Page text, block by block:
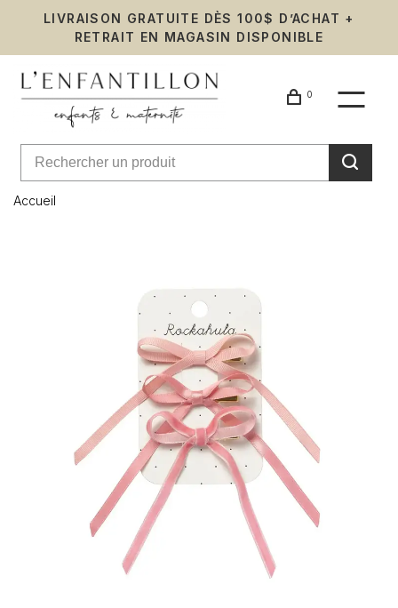
LIVRAISON GRATUITE DÈS 100$ D’ACHAT +
RETRAIT EN MAGASIN DISPONIBLE
0
Accueil